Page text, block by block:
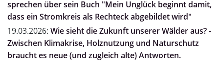
sprechen über sein Buch "Mein Unglück beginnt damit,
dass ein Stromkreis als Rechteck abgebildet wird"
19.03.2026: Wie sieht die Zukunft unserer Wälder aus? -
Zwischen Klimakrise, Holznutzung und Naturschutz
braucht es neue (und zugleich alte) Antworten.